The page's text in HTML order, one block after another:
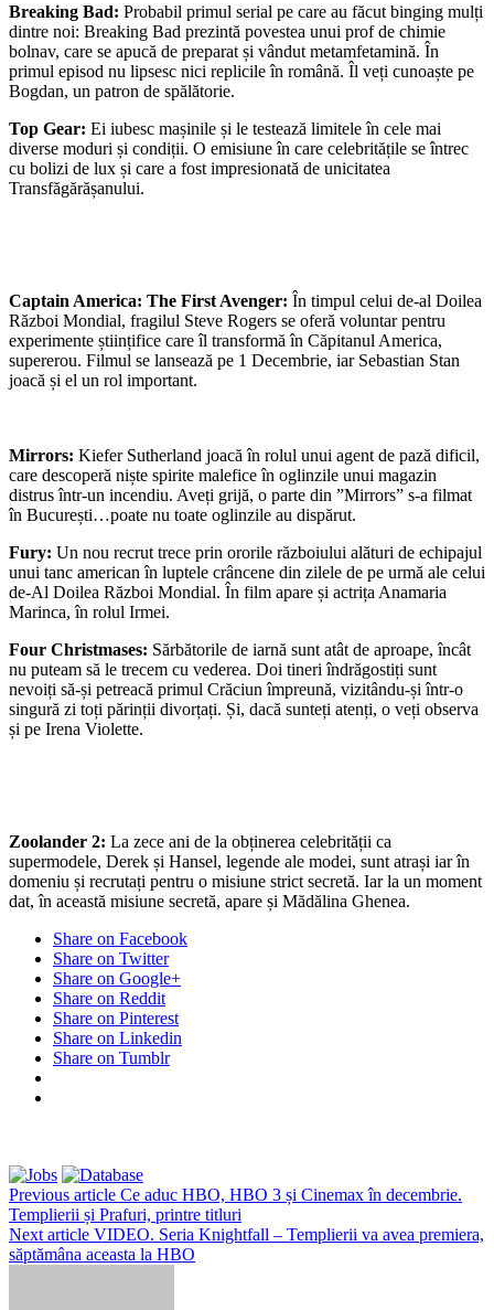
Breaking Bad: Probabil primul serial pe care au făcut binging mulți
dintre noi: Breaking Bad prezintă povestea unui prof de chimie
bolnav, care se apucă de preparat și vândut metamfetamină. În
primul episod nu lipsesc nici replicile în română. Îl veți cunoaște pe
Bogdan, un patron de spălătorie.
Top Gear: Ei iubesc mașinile și le testează limitele în cele mai
diverse moduri și condiții. O emisiune în care celebritățile se întrec
cu bolizi de lux și care a fost impresionată de unicitatea
Transfăgărășanului.
Captain America: The First Avenger: În timpul celui de-al Doilea
Război Mondial, fragilul Steve Rogers se oferă voluntar pentru
experimente științifice care îl transformă în Căpitanul America,
supererou. Filmul se lansează pe 1 Decembrie, iar Sebastian Stan
joacă și el un rol important.
Mirrors: Kiefer Sutherland joacă în rolul unui agent de pază dificil,
care descoperă niște spirite malefice în oglinzile unui magazin
distrus într-un incendiu. Aveți grijă, o parte din ”Mirrors” s-a filmat
în București…poate nu toate oglinzile au dispărut.
Fury: Un nou recrut trece prin ororile războiului alături de echipajul
unui tanc american în luptele crâncene din zilele de pe urmă ale celui
de-Al Doilea Război Mondial. În film apare și actrița Anamaria
Marinca, în rolul Irmei.
Four Christmases: Sărbătorile de iarnă sunt atât de aproape, încât
nu puteam să le trecem cu vederea. Doi tineri îndrăgostiți sunt
nevoiți să-și petreacă primul Crăciun împreună, vizitându-și într-o
singură zi toți părinții divorțați. Și, dacă sunteți atenți, o veți observa
și pe Irena Violette.
Zoolander 2: La zece ani de la obținerea celebrității ca
supermodele, Derek și Hansel, legende ale modei, sunt atrași iar în
domeniu și recrutați pentru o misiune strict secretă. Iar la un moment
dat, în această misiune secretă, apare și Mădălina Ghenea.
Share on Facebook
Share on Twitter
Share on Google+
Share on Reddit
Share on Pinterest
Share on Linkedin
Share on Tumblr
Previous article Ce aduc HBO, HBO 3 și Cinemax în decembrie.
Templierii și Prafuri, printre titluri
Next article VIDEO. Seria Knightfall – Templierii va avea premiera,
săptămâna aceasta la HBO